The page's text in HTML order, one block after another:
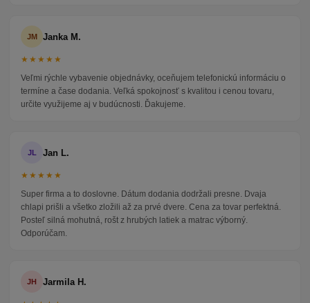
JM Janka M.
★★★★★
Veľmi rýchle vybavenie objednávky, oceňujem telefonickú informáciu o
termíne a čase dodania. Veľká spokojnosť s kvalitou i cenou tovaru,
určite využijeme aj v budúcnosti. Ďakujeme.
JL Jan L.
★★★★★
Super firma a to doslovne. Dátum dodania dodržali presne. Dvaja
chlapi prišli a všetko zložili až za prvé dvere. Cena za tovar perfektná.
Posteľ silná mohutná, rošt z hrubých latiek a matrac výborný.
Odporúčam.
JH Jarmila H.